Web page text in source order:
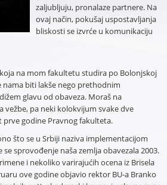
zaljubljuju, pronalaze partnere. Na
ovaj način, pokušaj uspostavljanja
bliskosti se izvrće u komunikaciju
na mom fakultetu studira po Bolonjskoj
nama biti lakše nego prethodnim
glavu od obaveza. Moraš na
vežbe, pa neki kolokvijum svake dve
prve godine Pravnog fakulteta.
što se u Srbiji naziva implementacijom
se sprovođenje naša zemlja obavezala 2003.
i nekoliko varirajućih ocena iz Brisela
ove godine objavio rektor BU-a Branko